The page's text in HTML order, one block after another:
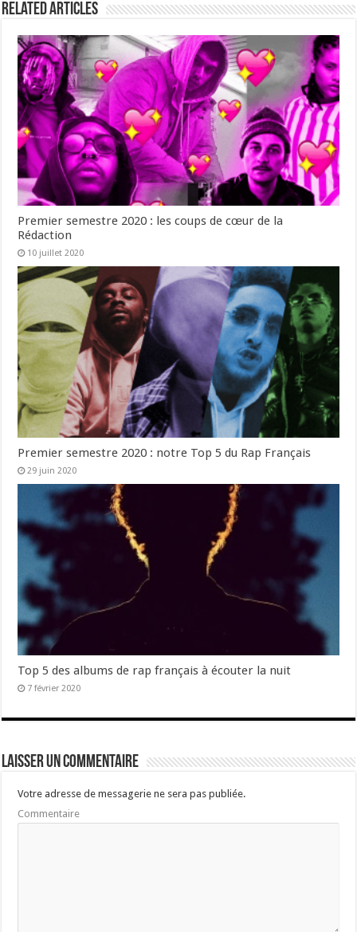
Related Articles
Premier semestre 2020 : les coups de cœur de la
Rédaction
10 juillet 2020
Premier semestre 2020 : notre Top 5 du Rap Français
29 juin 2020
Top 5 des albums de rap français à écouter la nuit
7 février 2020
Laisser un commentaire
Votre adresse de messagerie ne sera pas publiée.
Commentaire